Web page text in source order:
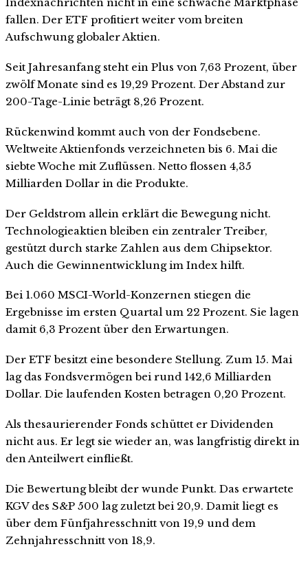
Indexnachrichten nicht in eine schwache Marktphase
fallen. Der ETF profitiert weiter vom breiten
Aufschwung globaler Aktien.
Seit Jahresanfang steht ein Plus von 7,63 Prozent, über
zwölf Monate sind es 19,29 Prozent. Der Abstand zur
200-Tage-Linie beträgt 8,26 Prozent.
Rückenwind kommt auch von der Fondsebene.
Weltweite Aktienfonds verzeichneten bis 6. Mai die
siebte Woche mit Zuflüssen. Netto flossen 4,35
Milliarden Dollar in die Produkte.
Der Geldstrom allein erklärt die Bewegung nicht.
Technologieaktien bleiben ein zentraler Treiber,
gestützt durch starke Zahlen aus dem Chipsektor.
Auch die Gewinnentwicklung im Index hilft.
Bei 1.060 MSCI-World-Konzernen stiegen die
Ergebnisse im ersten Quartal um 22 Prozent. Sie lagen
damit 6,3 Prozent über den Erwartungen.
Der ETF besitzt eine besondere Stellung. Zum 15. Mai
lag das Fondsvermögen bei rund 142,6 Milliarden
Dollar. Die laufenden Kosten betragen 0,20 Prozent.
Als thesaurierender Fonds schüttet er Dividenden
nicht aus. Er legt sie wieder an, was langfristig direkt in
den Anteilwert einfließt.
Die Bewertung bleibt der wunde Punkt. Das erwartete
KGV des S&P 500 lag zuletzt bei 20,9. Damit liegt es
über dem Fünfjahresschnitt von 19,9 und dem
Zehnjahresschnitt von 18,9.